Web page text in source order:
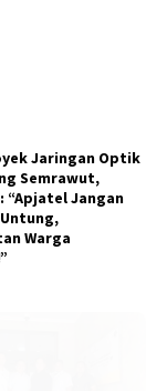
Jaringan Optik